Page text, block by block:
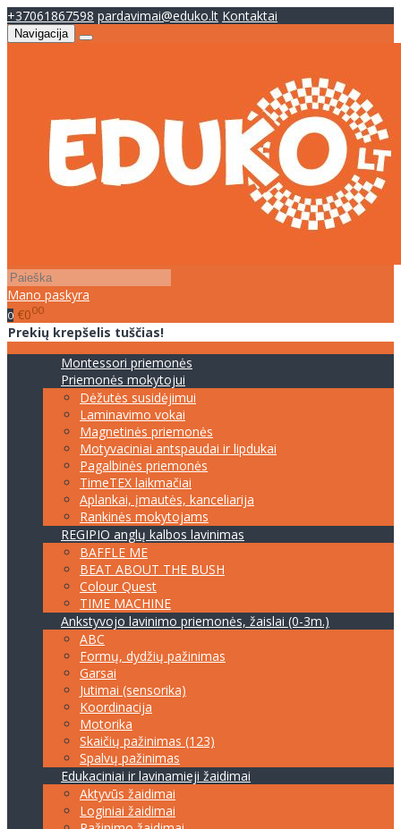
+37061867598 pardavimai@eduko.lt Kontaktai
Navigacija
Mano paskyra
0 €000
Prekių krepšelis tuščias!
Montessori priemonės
Priemonės mokytojui
Dėžutės susidėjimui
Laminavimo vokai
Magnetinės priemonės
Motyvaciniai antspaudai ir lipdukai
Pagalbinės priemonės
TimeTEX laikmačiai
Aplankai, įmautės, kanceliarija
Rankinės mokytojams
REGIPIO anglų kalbos lavinimas
BAFFLE ME
BEAT ABOUT THE BUSH
Colour Quest
TIME MACHINE
Ankstyvojo lavinimo priemonės, žaislai (0-3m.)
ABC
Formų, dydžių pažinimas
Garsai
Jutimai (sensorika)
Koordinacija
Motorika
Skaičių pažinimas (123)
Spalvų pažinimas
Edukaciniai ir lavinamieji žaidimai
Aktyvūs žaidimai
Loginiai žaidimai